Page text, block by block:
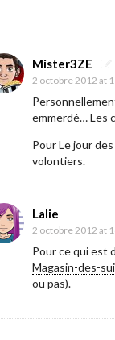
n
e
m
s
Mister3ZE
2 octobre 2012 at
emmerdé… Les
Pour Le jour
volontiers.
Lalie
2 octobre 2012 at
Pour ce qui est
Magasin-des-
ou pas).